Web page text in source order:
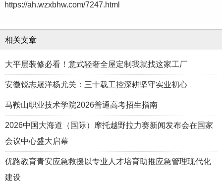
https://ah.wzxbhw.com/7247.html
相关文章
大平层装修必看！意式轻奢全屋定制我就找这家工厂
安徽锐志晟洋杨尤关：三十载工控深耕坚守实业初心
马鞍山职业技术学院2026普通高考招生指南
2026中国大海道（国际）摩托越野拉力赛新闻发布会在国家
会议中心盛大启幕
优路教育青安应急救援以专业人才培育助推应急管理现代化
建设